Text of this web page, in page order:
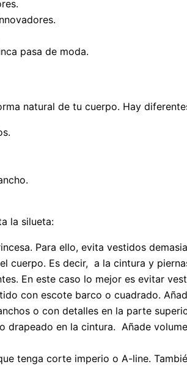
pasa de moda.
natural de tu cuerpo. Hay
la silueta:
Para ello, evita vestidos
Es decir, a la cintura y
En este caso lo mejor es evitar
con escote barco o cuadrado.
o con detalles en la parte
drapeado en la cintura. Añade
tenga corte imperio o A-line.